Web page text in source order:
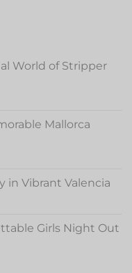
World of Stripper
Mallorca
in Vibrant Valencia
Girls Night Out